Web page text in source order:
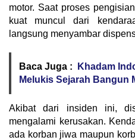
motor. Saat proses
kuat muncul dari
langsung menyambar
Baca Juga :
Khadam
Melukis Sejarah Bangun
​Akibat dari insiden ini,
mengalami kerusakan.
ada korban jiwa maupun